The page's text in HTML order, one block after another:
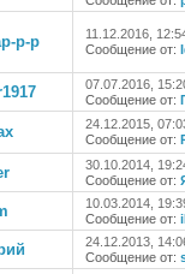
р-р
11.12.2016,
Сообщение от:
07.07.2016,
Сообщение от:
24.12.2015,
Сообщение от:
30.10.2014,
Сообщение от:
10.03.2014,
Сообщение от:
24.12.2013,
Сообщение от: